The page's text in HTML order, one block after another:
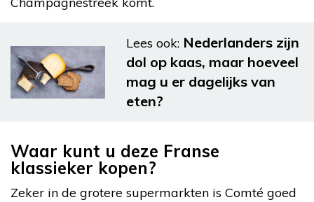
Lees ook: Nederlanders zijn
dol op kaas, maar hoeveel
mag u er dagelijks van
eten?
Waar kunt u deze Franse
klassieker kopen?
Zeker in de grotere supermarkten is Comté goed